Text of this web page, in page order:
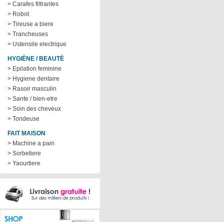
> Carafes filtrantes
> Robot
> Tireuse a biere
> Trancheuses
> Ustensile electrique
HYGIÈNE / BEAUTÉ
> Epilation feminine
> Hygiene dentaire
> Rasoir masculin
> Sante / bien-etre
> Soin des cheveux
> Tondeuse
FAIT MAISON
> Machine a pain
> Sorbetiere
> Yaourtiere